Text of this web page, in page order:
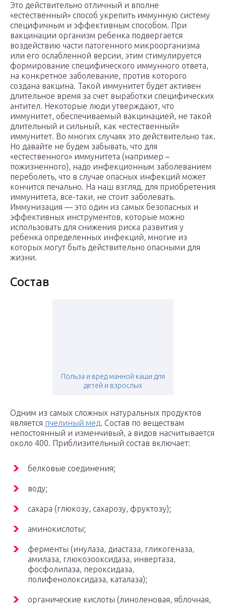
Это действительно отличный и вполне
«естественный» способ укрепить иммунную систему
специфичным и эффективным способом. При
вакцинации организм ребенка подвергается
воздействию части патогенного микроорганизма
или его ослабленной версии, этим стимулируется
формирование специфического иммунного ответа,
на конкретное заболевание, против которого
создана вакцина. Такой иммунитет будет активен
длительное время за счет выработки специфических
антител. Некоторые люди утверждают, что
иммунитет, обеспечиваемый вакцинацией, не такой
длительный и сильный, как «естественный»
иммунитет. Во многих случаях это действительно так.
Но давайте не будем забывать, что для
«естественного» иммунитета (например –
пожизненного), надо инфекционным заболеванием
переболеть, что в случае опасных инфекций может
кончится печально. На наш взгляд, для приобретения
иммунитета, все-таки, не стоит заболевать.
Иммунизация — это один из самых безопасных и
эффективных инструментов, которые можно
использовать для снижения риска развития у
ребенка определенных инфекций, многие из
которых могут быть действительно опасными для
жизни.
Состав
Польза и вред манной каши для
детей и взрослых
Одним из самых сложных натуральных продуктов
является пчелиный мед. Состав по веществам
непостоянный и изменчивый, а видов насчитывается
около 400. Приблизительный состав включает:
белковые соединения;
воду;
сахара (глюкозу, сахарозу, фруктозу);
аминокислоты;
ферменты (инулаза, диастаза, гликогеназа,
амилаза, глюкозооксидаза, инвертаза,
фосфолипаза, пероксидаза,
полифенолоксидаза, каталаза);
органические кислоты (линоленовая, яблочная,